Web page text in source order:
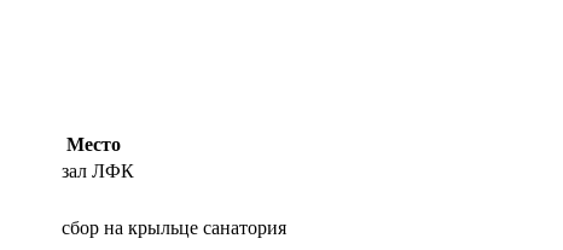
Место
зал ЛФК
сбор на крыльце санатория